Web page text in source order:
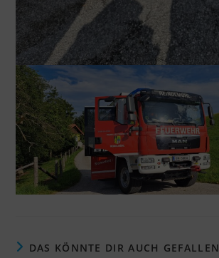
DAS KÖNNTE DIR AUCH GEFALLEN